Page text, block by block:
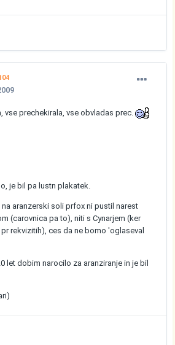
vse prechekirala, vse obvladas prec.
je bil pa lustn plakatek.
aranzerski soli prfox ni pustil narest
(carovnica pa to), niti s Cynarjem (ker
rekvizitih), ces da ne bomo 'oglaseval
let dobim narocilo za aranziranje in je bil